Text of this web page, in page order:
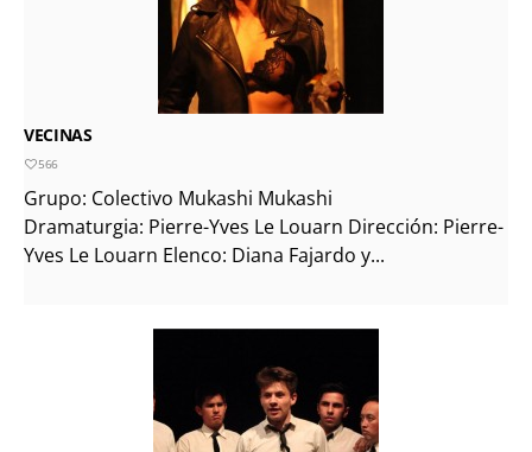
VECINAS
566
Grupo: Colectivo Mukashi Mukashi
Dramaturgia: Pierre-Yves Le Louarn Dirección: Pierre-
Yves Le Louarn Elenco: Diana Fajardo y...